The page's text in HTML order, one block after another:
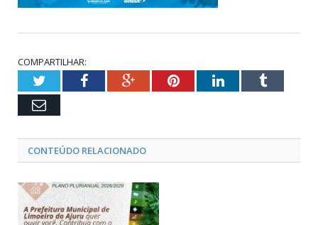
COMPARTILHAR:
TwitterFacebookGoogle+PinterestLinkedInTumblr
Email
CONTEÚDO RELACIONADO